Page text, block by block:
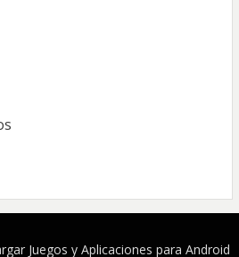
Juegos y Aplicaciones para Android